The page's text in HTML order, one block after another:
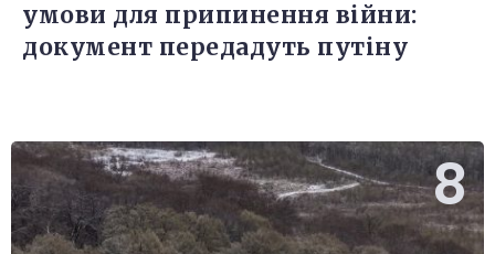
умови для припинення війни:
документ передадуть путіну